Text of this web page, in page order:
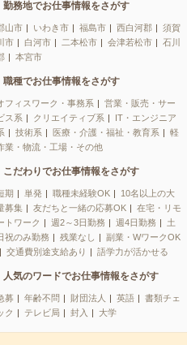
勤務地でお仕事情報をさがす
山市 いわき市 福島市 西白河郡
須賀
川市
白河市 二本松市 会津若松市
石川
本宮市
職種でお仕事情報をさがす
フィスワーク・事務系
営業・販売・サー
ス系
クリエイティブ系
IT・エンジニア
技術系 医療・介護・福祉・教育系
軽
業・物流・工場・その他
こだわりでお仕事情報をさがす
期 単発 職種未経験OK
10名以上の大
募集
友だちと一緒の応募OK
在宅・リモ
トワーク
週2～3日勤務 週4日勤務
土
祝のみ勤務
残業なし
副業・WワークOK
交通費別途支給あり
語学力が活かせる
人気のワードでお仕事情報をさがす
募 年齢不問 財団法人 英語
書類チェ
ク
テレビ局 封入 大学